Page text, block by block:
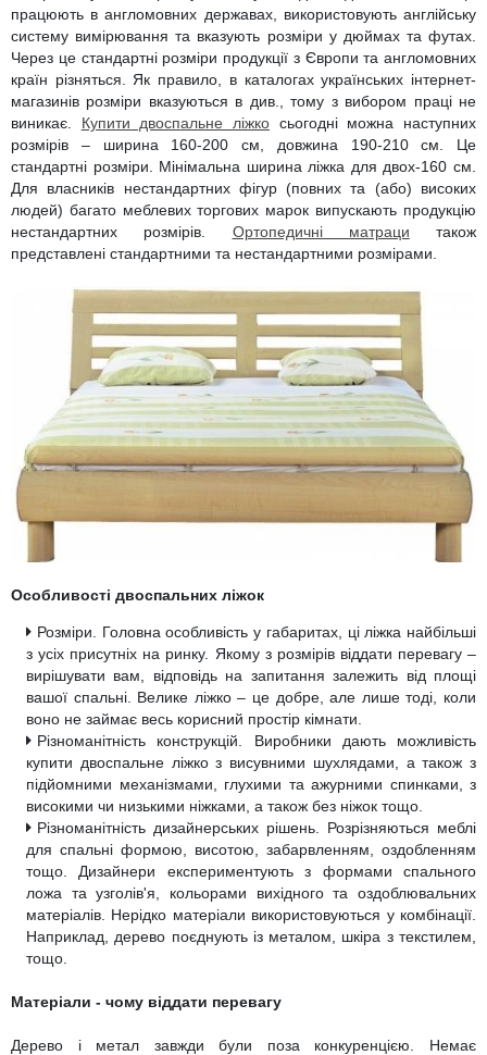
працюють в англомовних державах, використовують англійську
систему вимірювання та вказують розміри у дюймах та футах.
Через це стандартні розміри продукції з Європи та англомовних
країн різняться. Як правило, в каталогах українських інтернет-
магазинів розміри вказуються в див., тому з вибором праці не
виникає. Купити двоспальне ліжко сьогодні можна наступних
розмірів – ширина 160-200 см, довжина 190-210 см. Це
стандартні розміри. Мінімальна ширина ліжка для двох-160 см.
Для власників нестандартних фігур (повних та (або) високих
людей) багато меблевих торгових марок випускають продукцію
нестандартних розмірів. Ортопедичні матраци також
представлені стандартними та нестандартними розмірами.
Особливості двоспальних ліжок
Розміри. Головна особливість у габаритах, ці ліжка найбільші
з усіх присутніх на ринку. Якому з розмірів віддати перевагу –
вирішувати вам, відповідь на запитання залежить від площі
вашої спальні. Велике ліжко – це добре, але лише тоді, коли
воно не займає весь корисний простір кімнати.
Різноманітність конструкцій. Виробники дають можливість
купити двоспальне ліжко з висувними шухлядами, а також з
підйомними механізмами, глухими та ажурними спинками, з
високими чи низькими ніжками, а також без ніжок тощо.
Різноманітність дизайнерських рішень. Розрізняються меблі
для спальні формою, висотою, забарвленням, оздобленням
тощо. Дизайнери експериментують з формами спального
ложа та узголів'я, кольорами вихідного та оздоблювальних
матеріалів. Нерідко матеріали використовуються у комбінації.
Наприклад, дерево поєднують із металом, шкіра з текстилем,
тощо.
Матеріали - чому віддати перевагу
Дерево і метал завжди були поза конкуренцією. Немає
Пуфи
Чорні стінки
Стелажі, книжкові шафи
Полиці
Металеві ліжка
М’які ліжка
Односпальні ліжка
Полуторні ліжка
Туалетні столики
Дзеркала
Стійки для одягу
Домашній текстиль
Пеленальні столики, пеленатори, комоди
Дитячі парти
Дитячі столи
Дитячі дивани
Дитячі крісла та стільці
Дитячі стільчики
Стільниці
Кухонні мийки
Тумби для ванної лофт
Тумби з умивальником, стільницею зі штучного каменю
Подвійні тумби для ванної, з двома умивальниками
Сучасні тумби для ванної кімнати
Високоглянцеві тумби для ванної кімнати
Тумби для ванної під дерево
Глянцеві пенали для ванної
Пенали для ванної під дерево
Класичні пенали для ванної
Напівпенали для ванної
Меблі для ванної в стилі лофт
Умивальники
Умивальники зі стільницею, з крилом
Умивальники на пральну машину
Підлогові умивальники
Маленькі умивальники
Ванни
Душові піддони
Унітази
Душові гарнітури
Офісна
Письмові столи
Комп’ютерні столи
Конференц столи
Тумби мобільні
Тумби офісні під техніку
Сад
Кавові столики для саду
Крісла-гойдалки
Бари і Кафе